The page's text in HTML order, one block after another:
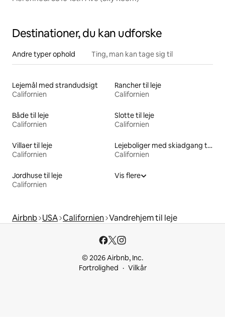
Destinationer, du kan udforske
Andre typer ophold Ting, man kan tage sig til
Lejemål med strandudsigt
Californien
Rancher til leje
Californien
Både til leje
Californien
Slotte til leje
Californien
Villaer til leje
Californien
Lejeboliger med skiadgang til døren
Californien
Jordhuse til leje
Californien
Vis flere
Airbnb USA Californien Vandrehjem til leje
© 2026 Airbnb, Inc.
Fortrolighed
Vilkår